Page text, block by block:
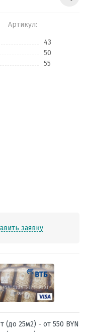
Артикул:
43
50
55
заявку
(до 25м2) - от 550 BYN